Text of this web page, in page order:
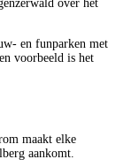
over het
en funparken met
voorbeeld is het
maakt elke
aankomt.